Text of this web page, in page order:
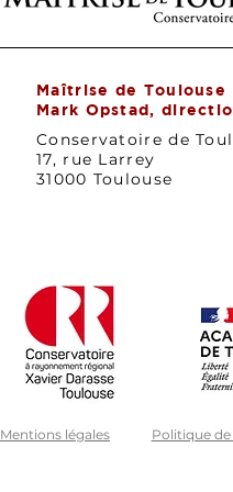
Maîtrise de Toulouse
Mark Opstad,
Conservatoire de
17, rue Larrey
31000 Toulouse
Mentions légales Politique